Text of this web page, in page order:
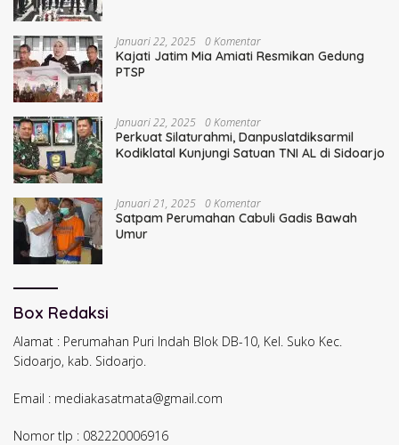
Januari 22, 2025 0 Komentar
Kajati Jatim Mia Amiati Resmikan Gedung
PTSP
Januari 22, 2025 0 Komentar
Perkuat Silaturahmi, Danpuslatdiksarmil
Kodiklatal Kunjungi Satuan TNI AL di Sidoarjo
Januari 21, 2025 0 Komentar
Satpam Perumahan Cabuli Gadis Bawah
Umur
Box Redaksi
Alamat : Perumahan Puri Indah Blok DB-10, Kel. Suko Kec.
Sidoarjo, kab. Sidoarjo.
Email : mediakasatmata@gmail.com
Nomor tlp : 082220006916